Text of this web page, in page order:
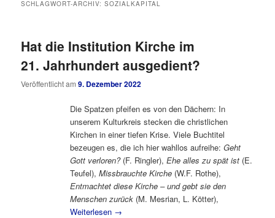
SCHLAGWORT-ARCHIV:SOZIALKAPITAL
Hat die Institution Kirche im
21. Jahrhundert ausgedient?
Veröffentlicht am9. Dezember 2022
Die Spatzen pfeifen es von den Dächern: In
unserem Kulturkreis stecken die christlichen
Kirchen in einer tiefen Krise. Viele Buchtitel
bezeugen es, die ich hier wahllos aufreihe:Geht
Gott verloren?(F. Ringler),Ehe alles zu spät ist (E.
Teufel),Missbrauchte Kirche (W.F. Rothe),
Entmachtet diese Kirche – und gebt sie den
Menschen zurück (M. Mesrian, L. Kötter),
Weiterlesen →